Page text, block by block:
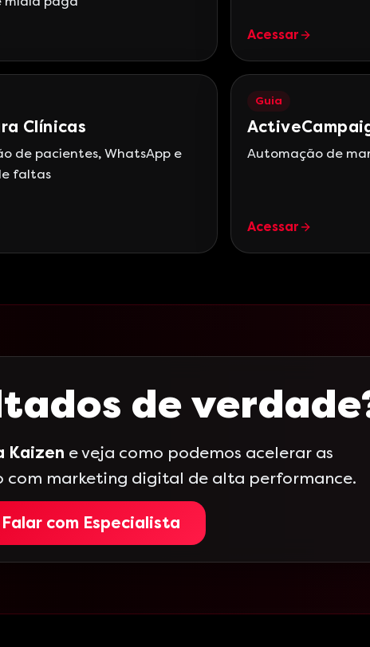
Acessar
Clínicas
de pacientes, WhatsApp e
faltas
Guia
Automação de
Acessar
de
Kaizen e veja como podemos acelerar as
com marketing digital de alta performance.
Falar com Especialista